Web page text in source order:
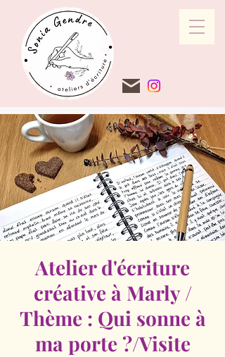
Atelier d'écriture
créative à Marly /
Thème : Qui sonne à
ma porte ?/Visite